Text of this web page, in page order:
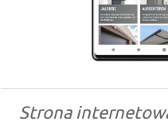
Strona